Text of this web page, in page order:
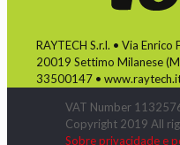
RAYTECH S.r.l. • Via
20019 Settimo Milanese
33500147 •
VAT Number
Copyright 2019 All
Sobre privacidade e